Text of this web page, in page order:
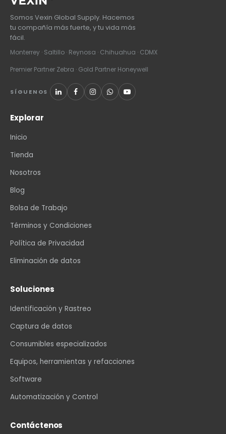
Somos Vexin Global Supply. Hacemos
tu compañía más fuerte, y tu vida más
fácil.
Monterrey · Saltillo · Reynosa · Chihuahua · CDMX
Premier Partner Zebra · Gold Partner Honeywell
SÍGUENOS
Explorar
Inicio
Tienda
Nosotros
Blog
Bolsa de Trabajo
Términos y Condiciones
Política de Privacidad
Eliminación de datos
Soluciones
Identificación y Rastreo
Captura de datos
Consumibles especializados
Equipos, herramientas y refacciones
Software
Automatización y Control
Contáctenos